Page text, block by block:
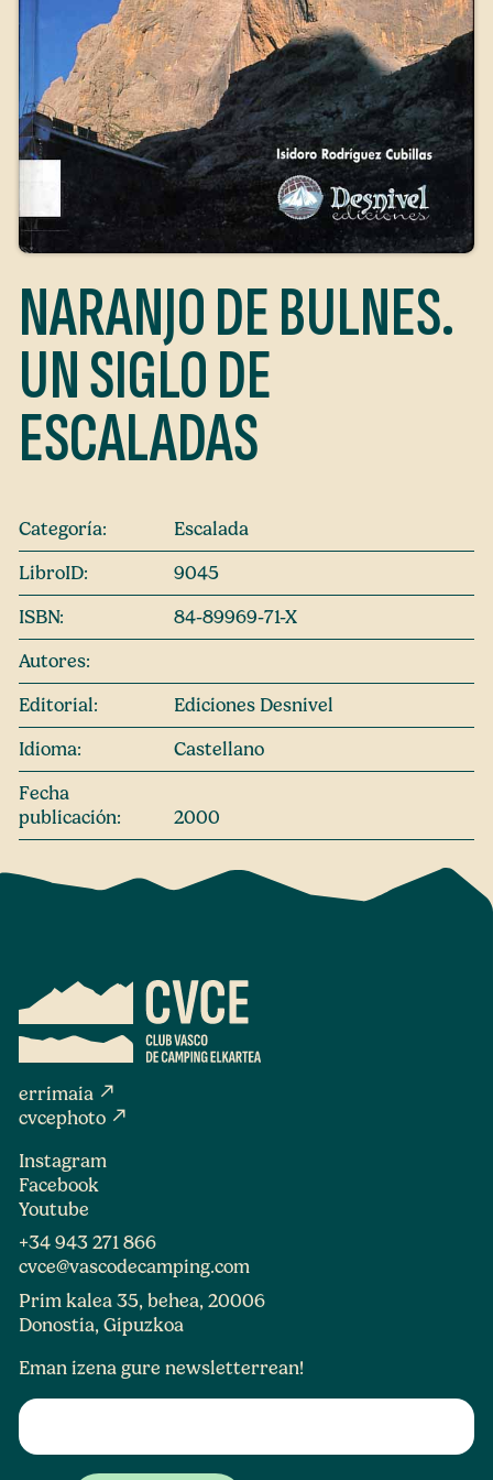
NARANJO DE BULNES.
UN SIGLO DE
ESCALADAS
Categoría:
Escalada
LibroID:
9045
ISBN:
84-89969-71-X
Autores:
Editorial:
Ediciones Desnivel
Idioma:
Castellano
Fecha
publicación:
2000
errimaia north_east
cvcephoto north_east
Instagram
Facebook
Youtube
+34 943 271 866
cvce@vascodecamping.com
Prim kalea 35, behea, 20006
Donostia, Gipuzkoa
Eman izena gure newsletterrean!